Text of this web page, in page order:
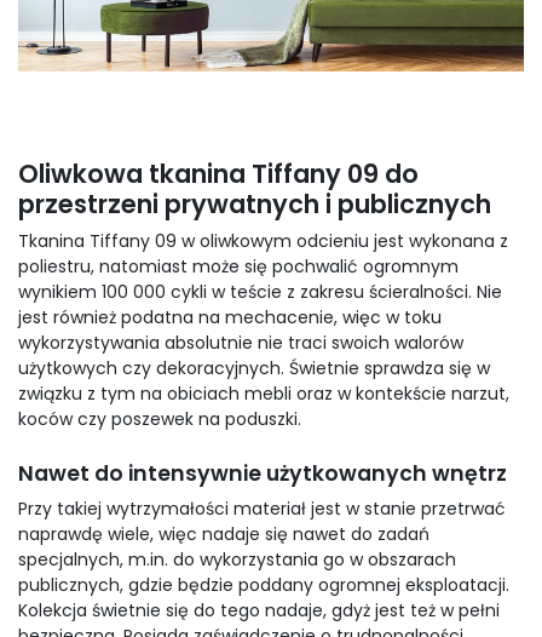
Oliwkowa tkanina Tiffany 09 do
przestrzeni prywatnych i publicznych
Tkanina Tiffany 09 w oliwkowym odcieniu jest wykonana z
poliestru, natomiast może się pochwalić ogromnym
wynikiem 100 000 cykli w teście z zakresu ścieralności. Nie
jest również podatna na mechacenie, więc w toku
wykorzystywania absolutnie nie traci swoich walorów
użytkowych czy dekoracyjnych. Świetnie sprawdza się w
związku z tym na obiciach mebli oraz w kontekście narzut,
koców czy poszewek na poduszki.
Nawet do intensywnie użytkowanych wnętrz
Przy takiej wytrzymałości materiał jest w stanie przetrwać
naprawdę wiele, więc nadaje się nawet do zadań
specjalnych, m.in. do wykorzystania go w obszarach
publicznych, gdzie będzie poddany ogromnej eksploatacji.
Kolekcja świetnie się do tego nadaje, gdyż jest też w pełni